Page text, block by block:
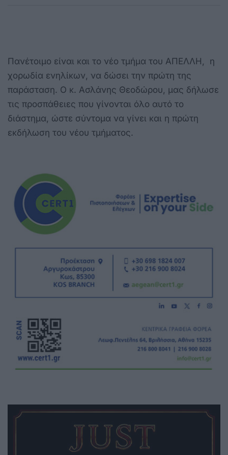
Πανέτοιμο είναι και το νέο τμήμα του ΑΠΕΛΛΗ, η
χορωδία ενηλίκων, να δώσει την πρώτη της
παράσταση. Ο κ. Ασλάνης Θεοδώρου, μας δήλωσε
τις προσπάθειες που γίνονται όλο αυτό το
διάστημα, ώστε σύντομα να γίνει και η πρώτη
εκδήλωση του νέου τμήματος.